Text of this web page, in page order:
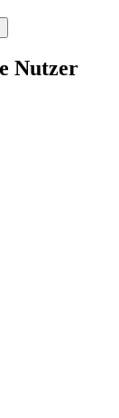
Nutzer